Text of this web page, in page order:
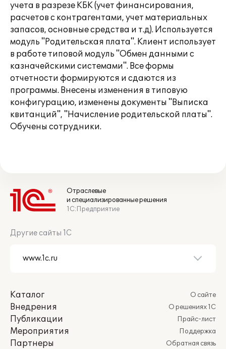
учета в разрезе КБК (учет финансирования,
расчетов с контрагентами, учет материальных
запасов, основные средства и т.д). Используется
модуль "Родительская плата". Клиент использует
в работе типовой модуль "Обмен данными с
казначейскими системами". Все формы
отчетности формируются и сдаются из
программы. Внесены изменения в типовую
конфигурацию, изменены документы "Выписка
квитанций", "Начисление родительской платы".
Обучены сотрудники.
Отраслевые
и специализированные решения
1С:Предприятие
Другие сайты 1С
Каталог
Внедрения
Публикации
Мероприятия
Партнеры
О сайте
О решениях 1С
Прайс-лист
Поддержка
Обратная связь